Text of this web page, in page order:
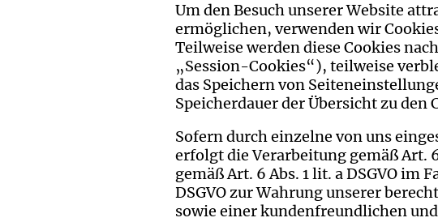
Um den Besuch unserer Website
ermöglichen, verwenden wir
Teilweise werden diese Cookies
„Session-Cookies“), teilweise
das Speichern von
Speicherdauer der Übersicht zu
Sofern durch einzelne von uns
erfolgt die Verarbeitung gemäß Art.
gemäß Art. 6 Abs. 1 lit. a DSGVO
DSGVO zur Wahrung unserer
sowie einer kundenfreundlichen